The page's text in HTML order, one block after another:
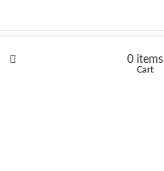
0 items
Cart